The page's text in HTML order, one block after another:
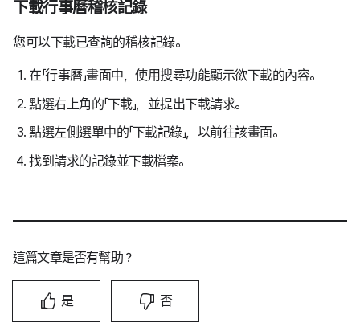
下載行事曆稽核記錄
您可以下載已查詢的稽核記錄。
在「行事曆」畫面中，使用搜尋功能顯示欲下載的內容。
點選右上角的「下載」，並提出下載請求。
點選左側選單中的「下載記錄」，以前往該畫面。
找到請求的記錄並下載檔案。
這篇文章是否有幫助？
是 否